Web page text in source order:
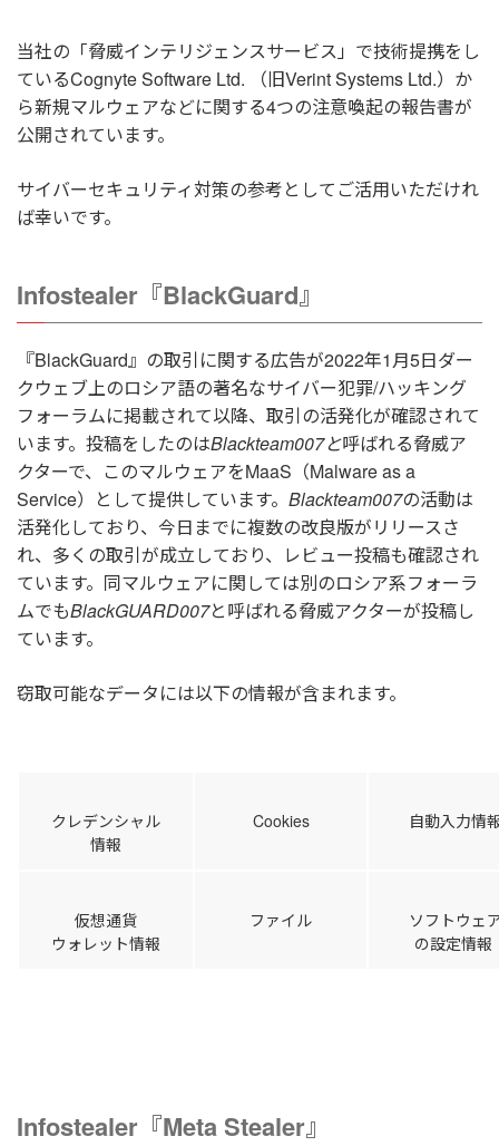
当社の「脅威インテリジェンスサービス」で技術提携をし
ているCognyte Software Ltd. （旧Verint Systems Ltd.）か
ら新規マルウェアなどに関する4つの注意喚起の報告書が
公開されています。
サイバーセキュリティ対策の参考としてご活用いただけれ
ば幸いです。
Infostealer『BlackGuard』
『BlackGuard』の取引に関する広告が2022年1月5日ダー
クウェブ上のロシア語の著名なサイバー犯罪/ハッキング
フォーラムに掲載されて以降、取引の活発化が確認されて
います。投稿をしたのはBlackteam007と呼ばれる脅威ア
クターで、このマルウェアをMaaS（Malware as a
Service）として提供しています。 Blackteam007の活動は
活発化しており、今日までに複数の改良版がリリースさ
れ、多くの取引が成立しており、レビュー投稿も確認され
ています。同マルウェアに関しては別のロシア系フォーラ
ムでもBlackGUARD007と呼ばれる脅威アクターが投稿し
ています。
窃取可能なデータには以下の情報が含まれます。
クレデンシャル
情報
Cookies 自動入力情
仮想通貨
ウォレット情報
ファイル
ソフトウェ
の設定情報
Infostealer『Meta Stealer』